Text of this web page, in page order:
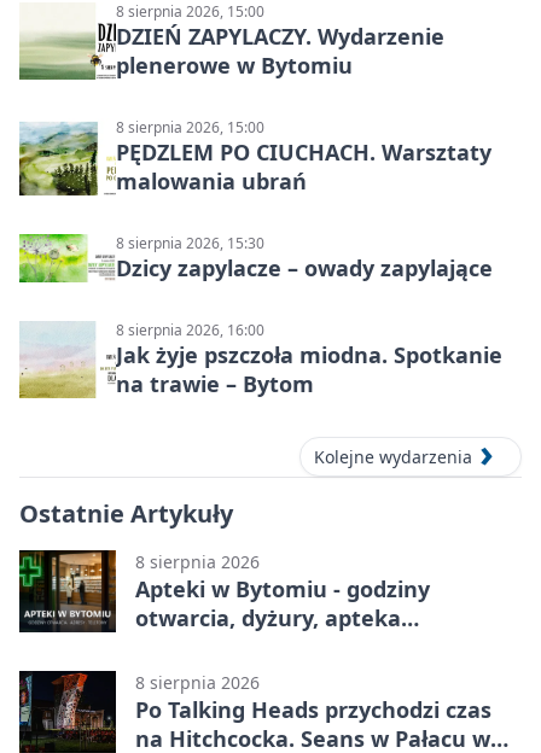
8 sierpnia 2026, 15:00
DZIEŃ ZAPYLACZY. Wydarzenie
plenerowe w Bytomiu
8 sierpnia 2026, 15:00
PĘDZLEM PO CIUCHACH. Warsztaty
malowania ubrań
8 sierpnia 2026, 15:30
Dzicy zapylacze – owady zapylające
8 sierpnia 2026, 16:00
Jak żyje pszczoła miodna. Spotkanie
na trawie – Bytom
Kolejne wydarzenia
Ostatnie Artykuły
8 sierpnia 2026
Apteki w Bytomiu - godziny
otwarcia, dyżury, apteka
8 sierpnia 2026
Po Talking Heads przychodzi czas
na Hitchcocka. Seans w Pałacu w